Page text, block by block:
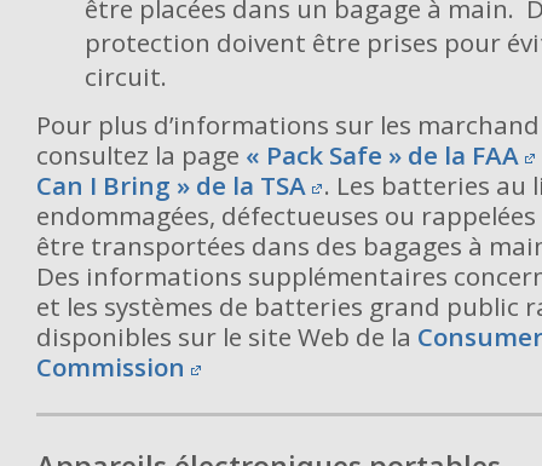
être placées dans un bagage à main.
protection doivent être prises pour
circuit.
Pour plus d’informations sur les
consultez la page « Pack Safe » de la FAA
Can I Bring » de la TSA . Les batteries au
endommagées, défectueuses ou
être transportées dans des bagages à
Des informations supplémentaires
et les systèmes de batteries grand public
disponibles sur le site Web de la
Commission